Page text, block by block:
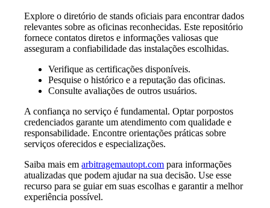
Explore o diretório de stands oficiais para encontrar dados
relevantes sobre as oficinas reconhecidas. Este repositório
fornece contatos diretos e informações valiosas que
asseguram a confiabilidade das instalações escolhidas.
Verifique as certificações disponíveis.
Pesquise o histórico e a reputação das oficinas.
Consulte avaliações de outros usuários.
A confiança no serviço é fundamental. Optar porpostos
credenciados garante um atendimento com qualidade e
responsabilidade. Encontre orientações práticas sobre
serviços oferecidos e especializações.
Saiba mais emarbitragemautopt.com para informações
atualizadas que podem ajudar na sua decisão. Use esse
recurso para se guiar em suas escolhas e garantir a melhor
experiência possível.